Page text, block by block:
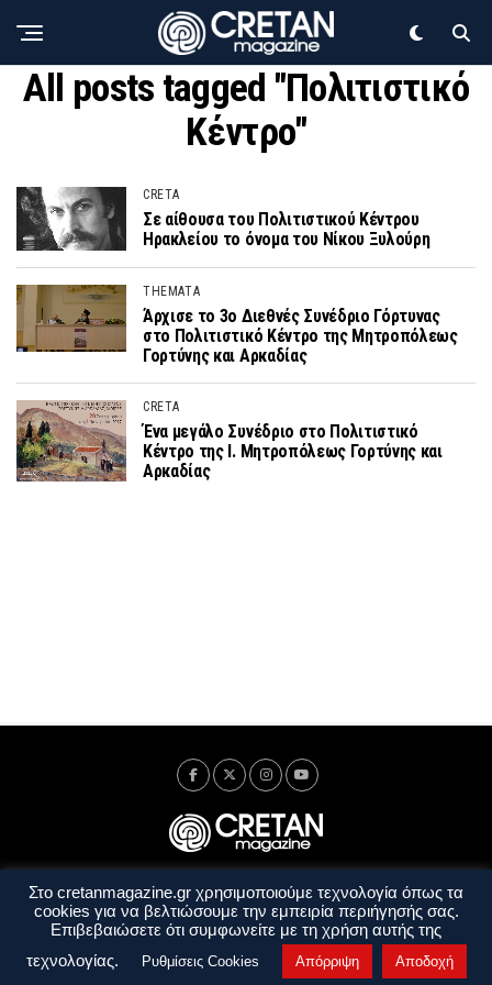
All posts tagged "Πολιτιστικό
Κέντρο"
CRETA
Σε αίθουσα του Πολιτιστικού Κέντρου
Ηρακλείου το όνομα του Νίκου Ξυλούρη
THEMATA
Άρχισε το 3ο Διεθνές Συνέδριο Γόρτυνας
στο Πολιτιστικό Κέντρο της Μητροπόλεως
Γορτύνης και Αρκαδίας
CRETA
Ένα μεγάλο Συνέδριο στο Πολιτιστικό
Κέντρο της Ι. Μητροπόλεως Γορτύνης και
Αρκαδίας
Ταυτότητα Πολιτική Απορρήτου
Όροι Χρήσης
Όροι και Προϋποθέσεις
Στο cretanmagazine.gr χρησιμοποιούμε τεχνολογία όπως τα
cookies για να βελτιώσουμε την εμπειρία περιήγησής σας.
Επιβεβαιώσετε ότι συμφωνείτε με τη χρήση αυτής της
τεχνολογίας.
Ρυθμίσεις Cookies Απόρριψη Αποδοχή